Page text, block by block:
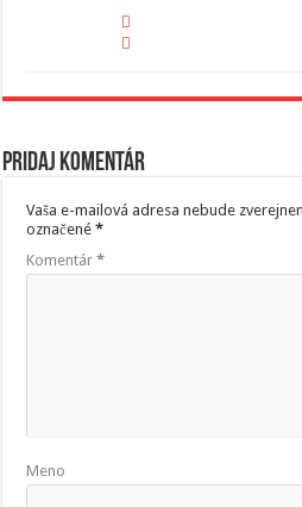
Pridaj komentár
Vaša e-mailová adresa nebude
označené*
Komentár*
Meno